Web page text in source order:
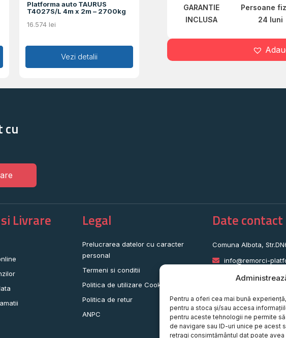
Pentru a oferi cea mai bună
pentru a stoca și/sau accesa
pentru aceste tehnologii ne permite
de navigare sau ID-uri unice pe acest
retragi consimțământul dat poate
Platforma auto TAURUS
T4027S/L 4m x 2m – 2700kg
16.574 lei
Adaugă în coș
Vezi detalii
GARANTIE
INCLUSA
Persoane
24 luni
cu
Livrare Legal
Prelucrarea datelor cu caracter
personal
Termeni si conditii
Politica de utilizare Cookie-uri
Politica de retur
ANPC
Date contact
Comuna Albota,
info@remorci-
0786.720.706
0786.720.708
0786.720.709